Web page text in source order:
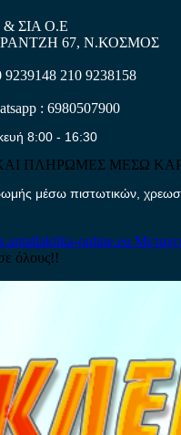
ΣΙΑ Ο.Ε
67, Ν.ΚΟΣΜΟΣ
9239148 210 9238158
: 6980507900
8:00 - 16:30
ΠΛΗΡΩΜΕΣ ΜΕΣΩ
μέσω πιστωτικών,
online.eu
όλους!!